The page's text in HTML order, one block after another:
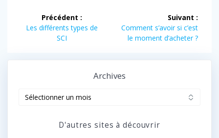
investisseurs
une agence
spécialisée ?
Navigation
de
Précédent :
Article
précédent :
Les différents types de
SCI
Suivant :
Article
suivant :
Comment s’avoir si c’est
le moment d’acheter ?
Archives
D'autres sites à découvrir